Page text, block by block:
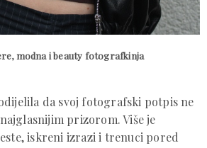
modna i beauty fotografkinja
da svoj fotografski potpis ne
prizorom. Više je
iskreni izrazi i trenuci pored